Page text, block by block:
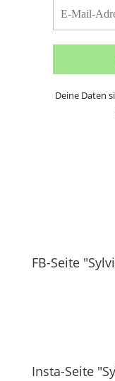
Deine Daten
FB-Seite
Insta-Seite